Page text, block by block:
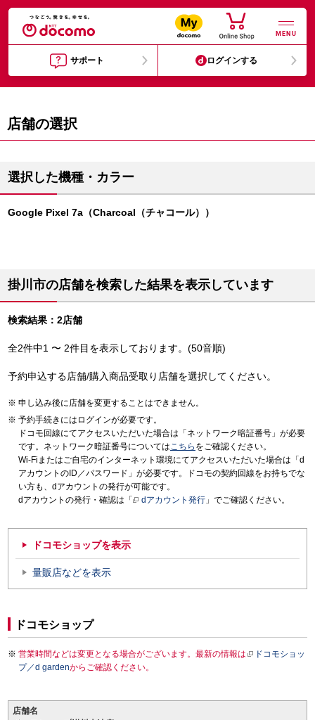
MENU
サポート ログインする
店舗の選択
選択した機種・カラー
Google Pixel 7a（Charcoal（チャコール））
掛川市の店舗を検索した結果を表示しています
検索結果：2店舗
全2件中1 〜 2件目を表示しております。(50音順)
予約申込する店舗/購入商品受取り店舗を選択してください。
申し込み後に店舗を変更することはできません。
予約手続きにはログインが必要です。
ドコモ回線にてアクセスいただいた場合は「ネットワーク暗証番号」が必要
です。ネットワーク暗証番号についてはこちら をご確認ください。
Wi-Fiまたはご自宅のインターネット環境にてアクセスいただいた場合は「d
アカウントのID／パスワード」が必要です。ドコモの契約回線をお持ちでな
い方も、dアカウントの発行が可能です。
dアカウントの発行・確認は「
dアカウント発行 」でご確認ください。
ドコモショップを表示
量販店などを表示
ドコモショップ
営業時間などは変更となる場合がございます。最新の情報は
ドコモショッ
プ／d gardenからご確認ください。
店舗名